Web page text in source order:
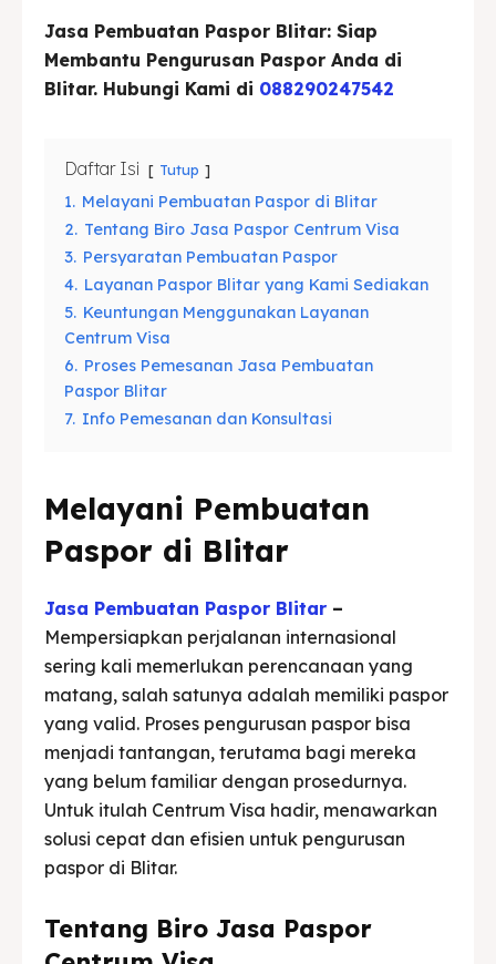
Asuransi
Blog
Asuransi
Blog
Jasa Pembuatan Paspor Blitar: Siap
Membantu Pengurusan Paspor Anda di
Blitar. Hubungi Kami di 088290247542
Daftar Isi Tutup
1. Melayani Pembuatan Paspor di Blitar
2. Tentang Biro Jasa Paspor Centrum Visa
3. Persyaratan Pembuatan Paspor
4. Layanan Paspor Blitar yang Kami Sediakan
5. Keuntungan Menggunakan Layanan
Centrum Visa
6. Proses Pemesanan Jasa Pembuatan
Paspor Blitar
7. Info Pemesanan dan Konsultasi
Melayani Pembuatan
Paspor di Blitar
Jasa Pembuatan Paspor Blitar –
Mempersiapkan perjalanan internasional
sering kali memerlukan perencanaan yang
matang, salah satunya adalah memiliki paspor
yang valid. Proses pengurusan paspor bisa
menjadi tantangan, terutama bagi mereka
yang belum familiar dengan prosedurnya.
Untuk itulah Centrum Visa hadir, menawarkan
solusi cepat dan efisien untuk pengurusan
paspor di Blitar.
Tentang Biro Jasa Paspor